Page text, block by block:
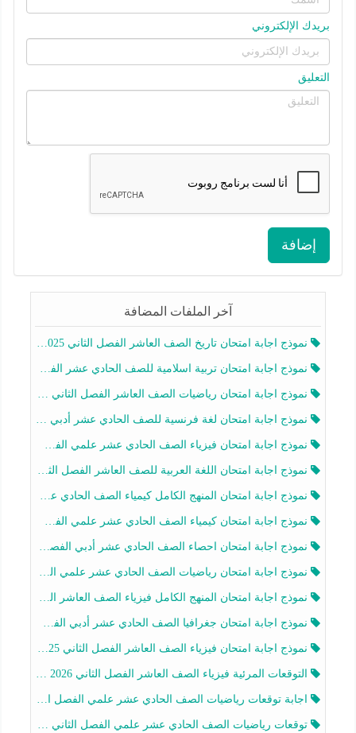
بريدك الإلكتروني
التعليق
إضافة
آخر الملفات المضافة
نموذج اجابة امتحان تاريخ الصف العاشر الفصل الثاني 2025-2026
نموذج اجابة امتحان تربية اسلامية للصف الحادي عشر الفصل الثاني 2025-2026
نموذج اجابة امتحان رياضيات الصف العاشر الفصل الثاني 2025-2026
نموذج اجابة امتحان لغة فرنسية للصف الحادي عشر أدبي الفصل الثاني 2025-2026
نموذج اجابة امتحان فيزياء الصف الحادي عشر علمي الفصل الثاني 2025-2026
نموذج اجابة امتحان اللغة العربية للصف العاشر الفصل الثاني 2025-2026
نموذج اجابة امتحان المنهج الكامل كيمياء الصف الحادي عشر علمي الفصل الثاني 2025-2026
نموذج اجابة امتحان كيمياء الصف الحادي عشر علمي الفصل الثاني 2025-2026
نموذج اجابة امتحان احصاء الصف الحادي عشر أدبي الفصل الثاني 2025-2026
نموذج اجابة امتحان رياضيات الصف الحادي عشر علمي الفصل الثاني 2025-2026
نموذج اجابة امتحان المنهج الكامل فيزياء الصف العاشر الفصل الثاني 2025-2026
نموذج اجابة امتحان جغرافيا الصف الحادي عشر أدبي الفصل الثاني 2025-2026
نموذج اجابة امتحان فيزياء الصف العاشر الفصل الثاني 2025-2026
التوقعات المرئية فيزياء الصف العاشر الفصل الثاني 2026 أ هيثم الليثي
اجابة توقعات رياضيات الصف الحادي عشر علمي الفصل الثاني 2025-2026 أ عمرو فايز
توقعات رياضيات الصف الحادي عشر علمي الفصل الثاني 2025-2026 أ عمرو فايز